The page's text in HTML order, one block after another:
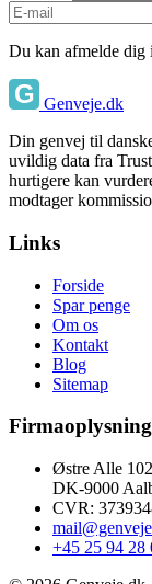
Du kan afmelde dig
Genveje.dk
Din genvej til
uvildig data fra
hurtigere kan
modtager
Links
Forside
Spar penge
Om os
Kontakt
Blog
Sitemap
Østre Alle 102
DK-9000
CVR:
+45 25 94 28